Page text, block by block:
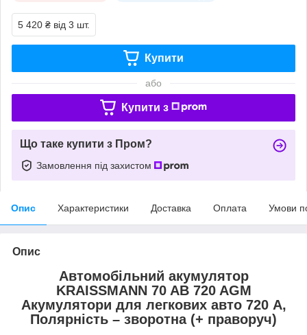
5 420 ₴ від 3 шт.
Купити
або
Купити з
Що таке купити з Пром?
Замовлення під захистом
Опис Характеристики Доставка Оплата Умови
Опис
Автомобільний акумулятор
KRAISSMANN 70 AB 720 AGM
Акумулятори для легкових авто 720 А,
Полярність – зворотна (+ праворуч)